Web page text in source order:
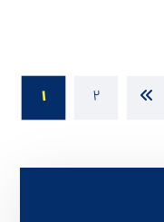
۱ ۲